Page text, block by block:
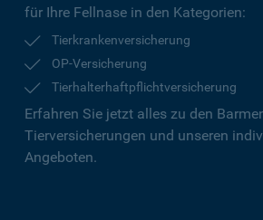
für Ihre Fellnase in den Kategorien:
Tierkrankenversicherung
OP-Versicherung
Tierhalterhaftpflichtversicherung
Erfahren Sie jetzt alles zu den
Tierversicherungen und unseren
Angeboten.